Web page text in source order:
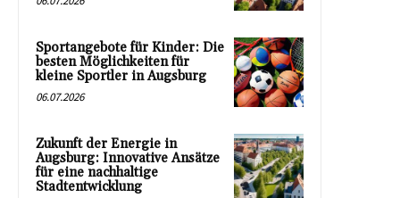
Sportangebote für Kinder: Die
besten Möglichkeiten für
kleine Sportler in Augsburg
06.07.2026
Zukunft der Energie in
Augsburg: Innovative Ansätze
für eine nachhaltige
Stadtentwicklung